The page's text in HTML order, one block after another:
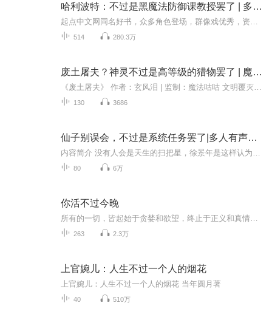
哈利波特：不过是黑魔法防御课教授罢了 | 多播 | VIP免费
514 280.3万
废土屠夫？神灵不过是高等级的猎物罢了 | 魔法姑姑监制、【多播】
130 3686
仙子别误会，不过是系统任务罢了|多人有声剧|VIP免费|仙侠|幽默|男频|系统
80 6万
你活不过今晚
263 2.3万
上官婉儿：人生不过一个人的烟花
上官婉儿：人生不过一个人的烟花 当年圆月著
40 510万